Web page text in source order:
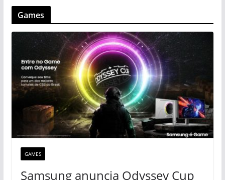
Games
GAMES
Samsung anuncia Odyssey Cup